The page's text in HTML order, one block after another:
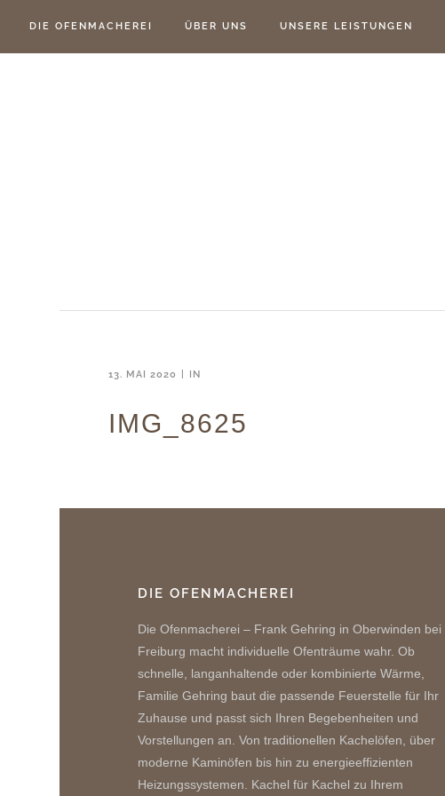
DIE OFENMACHEREI ÜBER UNS UNSERE LEISTUNGEN
13. MAI 2020 IN
IMG_8625
DIE OFENMACHEREI
Die Ofenmacherei – Frank Gehring in Oberwinden bei
Freiburg macht individuelle Ofenträume wahr. Ob
schnelle, langanhaltende oder kombinierte Wärme,
Familie Gehring baut die passende Feuerstelle für Ihr
Zuhause und passt sich Ihren Begebenheiten und
Vorstellungen an. Von traditionellen Kachelöfen, über
moderne Kaminöfen bis hin zu energieeffizienten
Heizungssystemen. Kachel für Kachel zu Ihrem